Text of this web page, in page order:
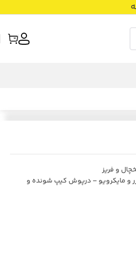
و فریز
و مایکرویو – درپوش کیپ شونده و